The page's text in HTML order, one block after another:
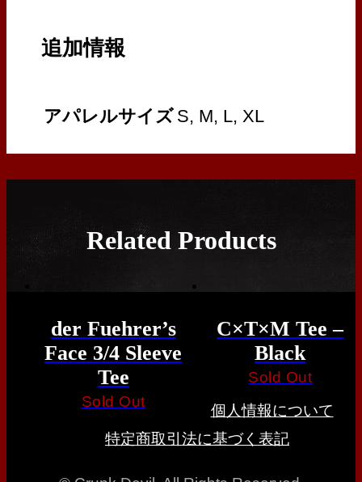
追加情報
アパレルサイズS, M, L, XL
Related Products
der Fuehrer’s
Face 3/4 Sleeve
Tee
Sold Out
C×T×M Tee –
Black
Sold Out
個人情報について
特定商取引法に基づく表記